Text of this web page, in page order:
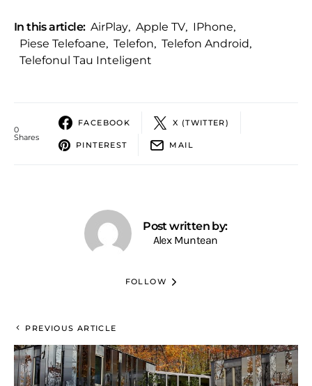
In this article: AirPlay, Apple TV, IPhone,
Piese Telefoane, Telefon, Telefon Android,
Telefonul Tau Inteligent
0
Shares
FACEBOOK X (TWITTER)
PINTEREST MAIL
Post written by:
Alex Muntean
FOLLOW
PREVIOUS ARTICLE